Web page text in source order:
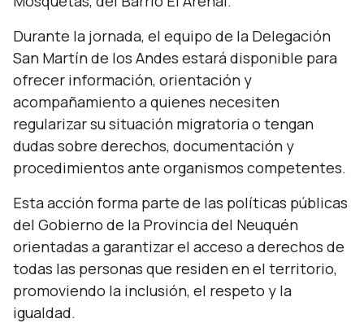
Durante la jornada, el equipo de la Delegación
San Martín de los Andes estará disponible para
ofrecer información, orientación y
acompañamiento a quienes necesiten
regularizar su situación migratoria o tengan
dudas sobre derechos, documentación y
procedimientos ante organismos competentes.
Esta acción forma parte de las políticas públicas
del Gobierno de la Provincia del Neuquén
orientadas a garantizar el acceso a derechos de
todas las personas que residen en el territorio,
promoviendo la inclusión, el respeto y la
igualdad.